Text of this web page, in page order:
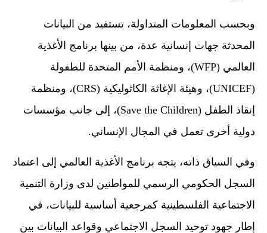
وبحسب المعلومات المتداولة، تستفيد من البيانات
المحدثة جهات إنسانية عدة، من بينها برنامج الأغذية
العالمي (WFP)، ومنظمة الأمم المتحدة للطفولة
(UNICEF)، وهيئة الإغاثة الكاثوليكية (CRS)، ومنظمة
إنقاذ الطفل (Save the Children)، إلى جانب مؤسسات
دولية أخرى تعمل في المجال الإنساني.
وفي السياق ذاته، يتجه برنامج الأغذية العالمي إلى اعتماد
السجل الحكومي الرسمي للمواطنين لدى وزارة التنمية
الاجتماعية الفلسطينية كمرجعية أساسية للبيانات، في
إطار جهود توحيد السجل الاجتماعي وقواعد البيانات بين